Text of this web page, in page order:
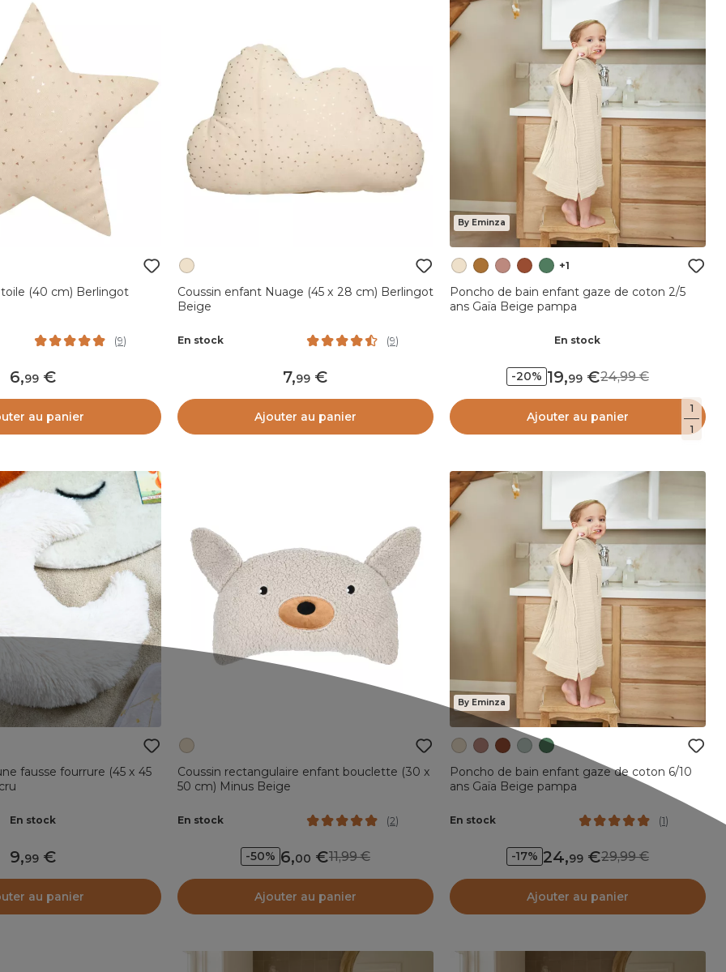
1
1
(40 cm) Berlingot
(9)
6,99
au panier
Coussin enfant Nuage (45 x 28 cm) Berlingot
Beige
En stock (9)
7,99
Ajouter au panier
By Eminza
+1
Poncho de bain enfant gaze de coton 2/5
ans Gaïa Beige pampa
En stock
-20% 19,99 24,99
Ajouter au panier
fausse fourrure (45 x 45
En stock
9,99
au panier
Coussin rectangulaire enfant bouclette (30 x
50 cm) Minus Beige
En stock (2)
-50% 6,00 11,99
Ajouter au panier
By Eminza
Poncho de bain enfant gaze de coton 6/10
ans Gaïa Beige pampa
En stock (1)
-17% 24,99 29,99
Ajouter au panier